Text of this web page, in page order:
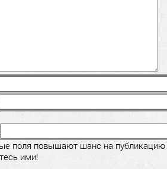
поля повышают шанс на публикацию
ими!